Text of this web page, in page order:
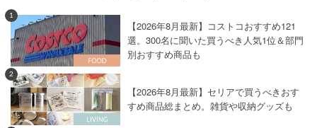
1
【2026年8月最新】コストコおすすめ121
選。300名に聞いた買うべき人気1位＆部門
別おすすめ商品も
2
【2026年8月最新】セリアで買うべきおす
すめ商品総まとめ。雑貨や収納グッズも